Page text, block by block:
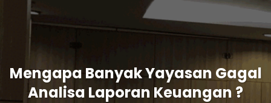
Mengapa Banyak Yayasan Gagal
Analisa Laporan Keuangan ?